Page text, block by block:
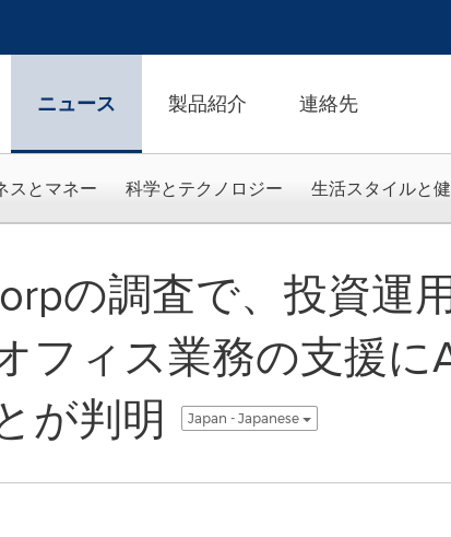
ニュース 製品紹介 連絡先
スとマネー 科学とテクノロジー 生活スタイルと
の調査で、投資運
フィス業務の支援
が判明
Japan - Japanese